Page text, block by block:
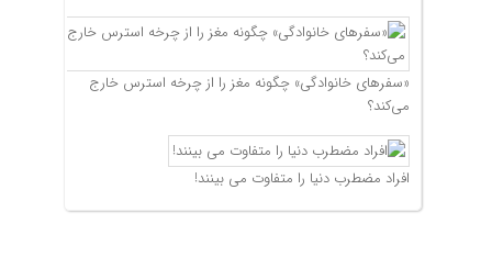
«سفرهای خانوادگی» چگونه مغز را از چرخه استرس خارج
می‌کند؟
افراد مضطرب دنیا را متفاوت می بینند!